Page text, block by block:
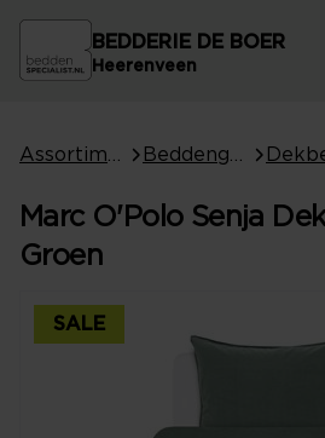
BEDDERIE DE BOER
Heerenveen
Marc O'Polo Senja
Groen
SALE